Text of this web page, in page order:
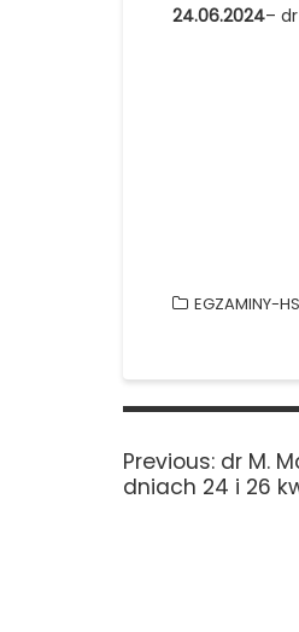
24.06.2024–
EGZAMINY-HS
Nawigacja
Previous:
post:
dr M.
dniach 24 i 26